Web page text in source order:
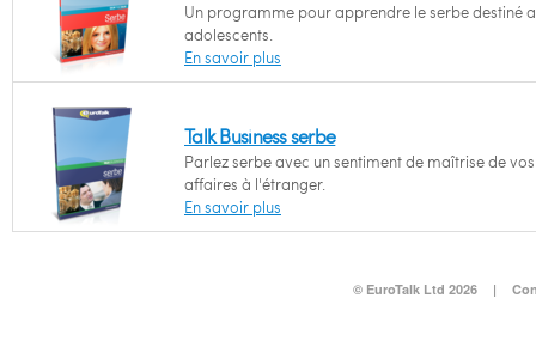
Un programme pour apprendre le serbe destiné
adolescents.
En savoir plus
Talk Business serbe
Parlez serbe avec un sentiment de maîtrise de vos
affaires à l'étranger.
En savoir plus
© EuroTalk Ltd 2026 |